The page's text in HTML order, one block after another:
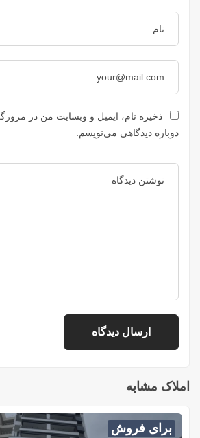
ذخیره نام، ایمیل و وبسایت من در
دوباره دیدگاهی می‌نویسم.
املاک مشابه
برای فروش